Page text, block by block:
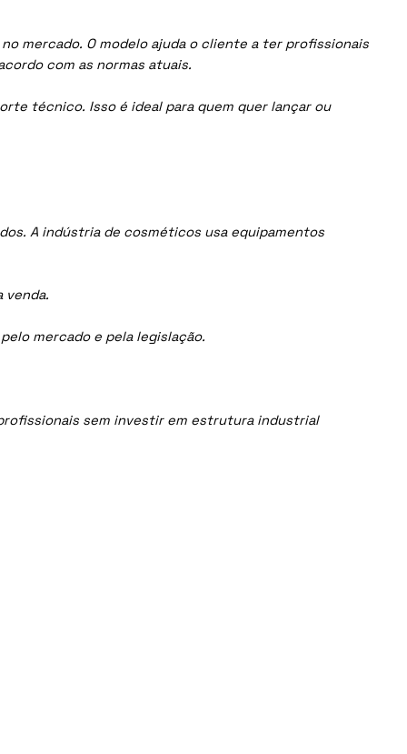
mercado. O modelo ajuda o cliente a ter profissionais
com as normas atuais.
técnico. Isso é ideal para quem quer lançar ou
A indústria de cosméticos usa equipamentos
venda.
mercado e pela legislação.
sem investir em estrutura industrial